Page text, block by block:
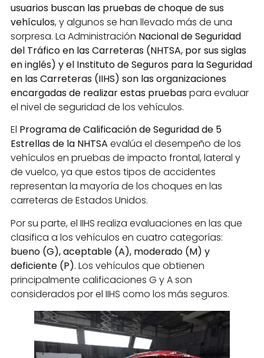
usuarios buscan las pruebas de choque de sus
vehículos, y algunos se han llevado más de una
sorpresa. La Administración Nacional de Seguridad
del Tráfico en las Carreteras (NHTSA, por sus siglas
en inglés) y el Instituto de Seguros para la Seguridad
en las Carreteras (IIHS) son las organizaciones
encargadas de realizar estas pruebaspara evaluar
el nivel de seguridad de los vehículos.
El Programa de Calificación de Seguridad de 5
Estrellas de la NHTSA evalúa el desempeño de los
vehículos en pruebas de impacto frontal, lateral y
de vuelco, ya que estos tipos de accidentes
representan la mayoría de los choques en las
carreteras de Estados Unidos.
Por su parte, el IIHS realiza evaluaciones en las que
clasifica a los vehículos en cuatro categorías:
bueno (G), aceptable (A), moderado (M) y
deficiente (P). Los vehículos que obtienen
principalmente calificaciones G y A son
considerados por el IIHS como los más seguros.